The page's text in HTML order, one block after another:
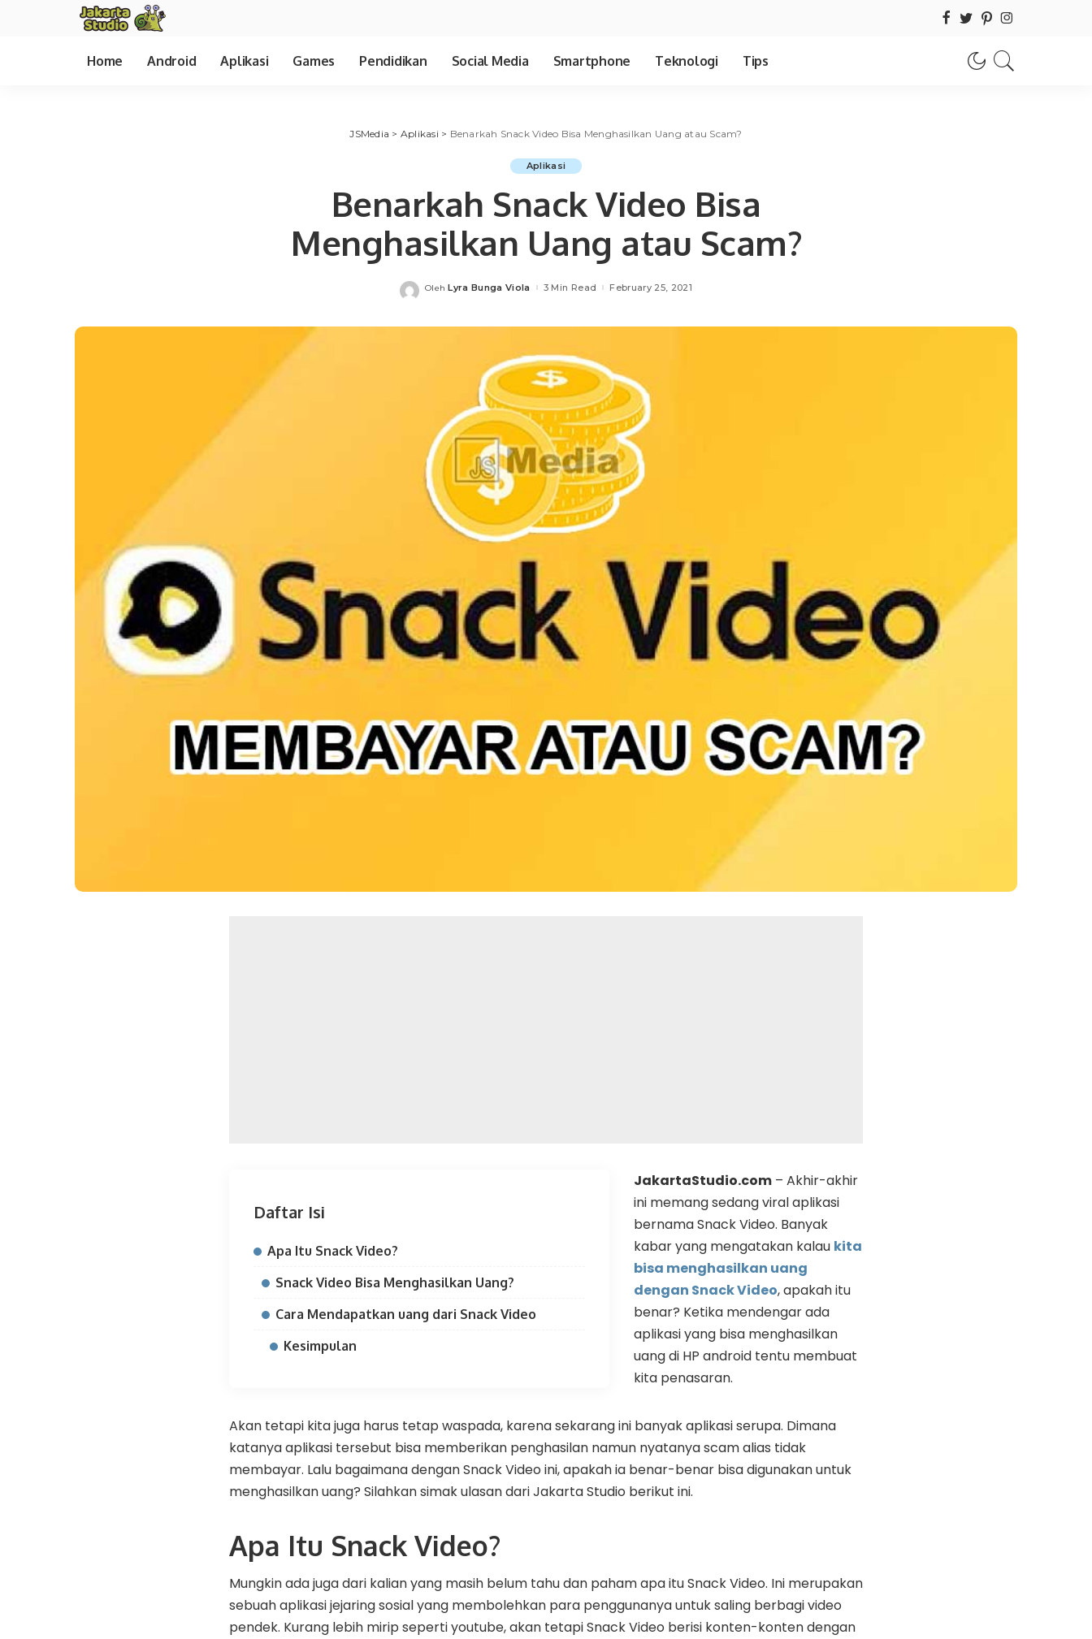
Home Android Aplikasi Games Pendidikan Social Media Smartphone Teknologi Tips
JSMedia > Aplikasi > Benarkah Snack Video Bisa Menghasilkan Uang atau Scam?
Aplikasi
Benarkah Snack Video Bisa
Menghasilkan Uang atau Scam?
Posted
Oleh Lyra Bunga Viola 3 Min Read February 25, 2021
Daftar Isi
Apa Itu Snack Video?
Snack Video Bisa Menghasilkan Uang?
Cara Mendapatkan uang dari Snack Video
Kesimpulan
JakartaStudio.com – Akhir-akhir
ini memang sedang viral aplikasi
bernama Snack Video. Banyak
kabar yang mengatakan kalau kita
bisa menghasilkan uang
dengan Snack Video, apakah itu
benar? Ketika mendengar ada
aplikasi yang bisa menghasilkan
uang di HP android tentu membuat
kita penasaran.
Akan tetapi kita juga harus tetap waspada, karena sekarang ini banyak aplikasi serupa. Dimana
katanya aplikasi tersebut bisa memberikan penghasilan namun nyatanya scam alias tidak
membayar. Lalu bagaimana dengan Snack Video ini, apakah ia benar-benar bisa digunakan untuk
menghasilkan uang? Silahkan simak ulasan dari Jakarta Studio berikut ini.
Apa Itu Snack Video?
Mungkin ada juga dari kalian yang masih belum tahu dan paham apa itu Snack Video. Ini merupakan
sebuah aplikasi jejaring sosial yang membolehkan para penggunanya untuk saling berbagi video
pendek. Kurang lebih mirip seperti youtube, akan tetapi Snack Video berisi konten-konten dengan